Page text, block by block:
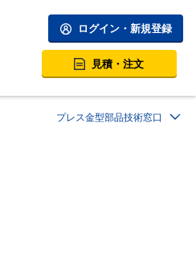
ログイン・新規登録
見積・注文
プレス金型部品技術窓口